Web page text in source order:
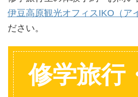
伊豆高原観光オフィスIKO（ア
ださい。
修学旅行